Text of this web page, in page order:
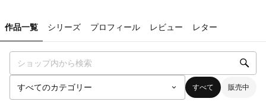
作品一覧 シリーズ プロフィール レビュー レター
すべて 販売中